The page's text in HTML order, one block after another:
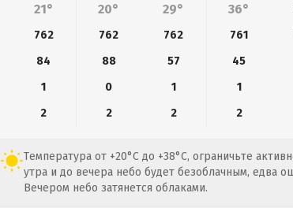
21° 20° 29° 36°
762 762 762 761
84 88 57 45
1 0 1 1
2 2 2 2
Температура от +20°C до +38°C, ограничьте
утра и до вечера небо будет безоблачным, едва
Вечером небо затянется облаками.